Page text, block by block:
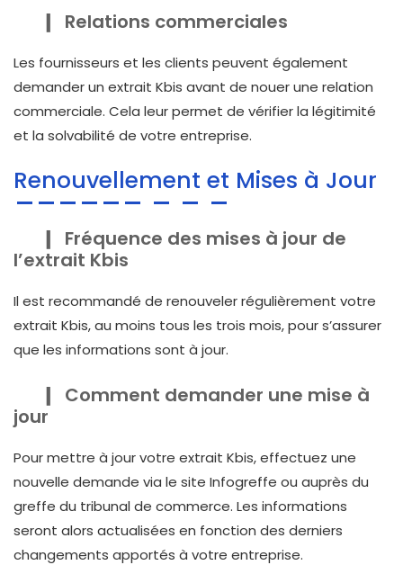
Relations commerciales
Les fournisseurs et les clients peuvent également
demander un extrait Kbis avant de nouer une relation
commerciale. Cela leur permet de vérifier la légitimité
et la solvabilité de votre entreprise.
Renouvellement et Mises à Jour
Fréquence des mises à jour de
l’extrait Kbis
Il est recommandé de renouveler régulièrement votre
extrait Kbis, au moins tous les trois mois, pour s’assurer
que les informations sont à jour.
Comment demander une mise à
jour
Pour mettre à jour votre extrait Kbis, effectuez une
nouvelle demande via le site Infogreffe ou auprès du
greffe du tribunal de commerce. Les informations
seront alors actualisées en fonction des derniers
changements apportés à votre entreprise.